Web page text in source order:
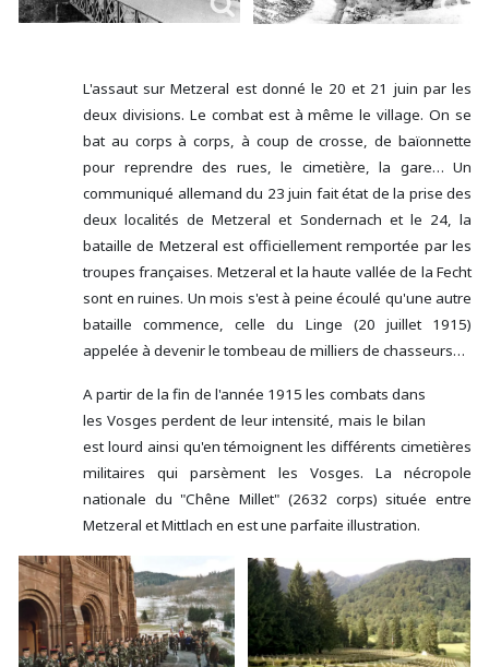
L'assaut sur Metzeral est donné le 20 et 21 juin par les
deux divisions. Le combat est à même le village. On se
bat au corps à corps, à coup de crosse, de baïonnette
pour reprendre des rues, le cimetière, la gare… Un
communiqué allemand du 23 juin fait état de la prise des
deux localités de Metzeral et Sondernach et le 24, la
bataille de Metzeral est officiellement remportée par les
troupes françaises. Metzeral et la haute vallée de la Fecht
sont en ruines. Un mois s'est à peine écoulé qu'une autre
bataille commence, celle du Linge (20 juillet 1915)
appelée à devenir le tombeau de milliers de chasseurs…
A partir de la fin de l'année 1915 les combats dans
les Vosges perdent de leur intensité, mais le bilan
est lourd ainsi qu'en témoignent les différents cimetières
militaires qui parsèment les Vosges. La nécropole
nationale du "Chêne Millet" (2632 corps) située entre
Metzeral et Mittlach en est une parfaite illustration.